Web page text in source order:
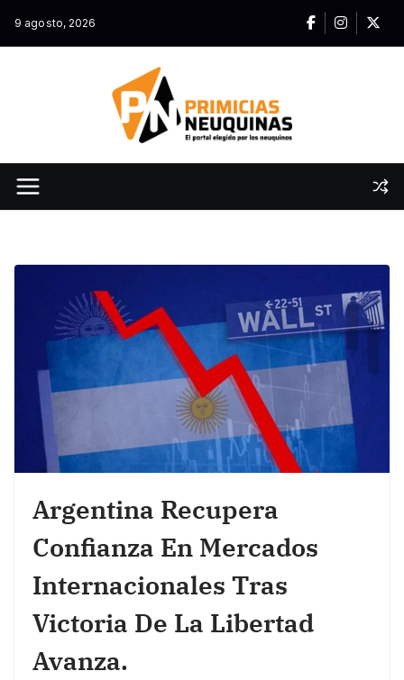
9 agosto, 2026
Argentina Recupera
Confianza En Mercados
Internacionales Tras
Victoria De La Libertad
Avanza.